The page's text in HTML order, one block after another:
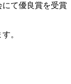
て優良賞を受賞
。